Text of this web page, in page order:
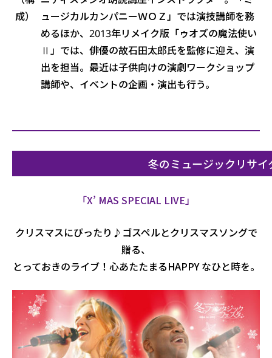
成）
ュージカルカンパニーＷＯＺ」では演技講師を務
めるほか、2013年リメイク版「ゥオズの魔法使い
Ⅱ」では、俳優の故石田太郎氏を監修に迎え、演
出を担当。最近は子供向けの演劇ワークショップ
講師や、イベントの企画・演出も行う。
冬のミュージックリサイ
「X’ MAS SPECIAL LIVE」
クリスマスにぴったり♪ゴスペルとクリスマスソングで
贈る、
とっておきのライブ！心あたたまるHAPPY なひと時を。